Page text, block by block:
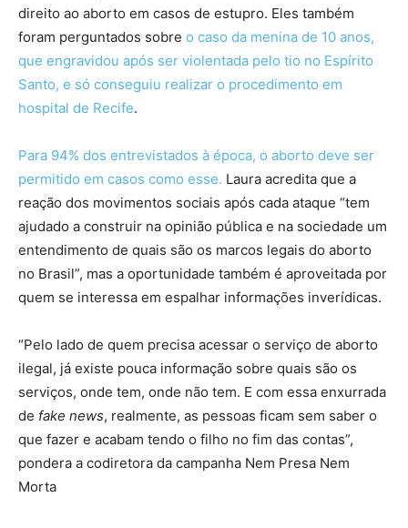
direito ao aborto em casos de estupro. Eles também
foram perguntados sobre o caso da menina de 10 anos,
que engravidou após ser violentada pelo tio no Espírito
Santo, e só conseguiu realizar o procedimento em
hospital de Recife.
Para 94% dos entrevistados à época, o aborto deve ser
permitido em casos como esse. Laura acredita que a
reação dos movimentos sociais após cada ataque “tem
ajudado a construir na opinião pública e na sociedade um
entendimento de quais são os marcos legais do aborto
no Brasil”, mas a oportunidade também é aproveitada por
quem se interessa em espalhar informações inverídicas.
“Pelo lado de quem precisa acessar o serviço de aborto
ilegal, já existe pouca informação sobre quais são os
serviços, onde tem, onde não tem. E com essa enxurrada
de fake news, realmente, as pessoas ficam sem saber o
que fazer e acabam tendo o filho no fim das contas”,
pondera a codiretora da campanha Nem Presa Nem
Morta